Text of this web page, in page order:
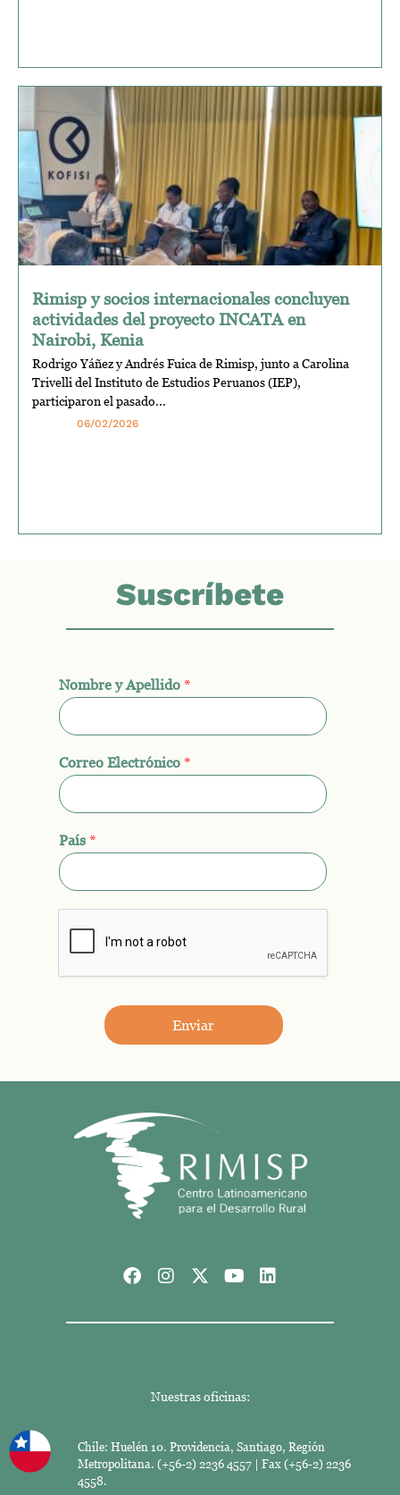
Rimisp y socios internacionales concluyen
actividades del proyecto INCATA en
Nairobi, Kenia
Rodrigo Yáñez y Andrés Fuica de Rimisp, junto a Carolina
Trivelli del Instituto de Estudios Peruanos (IEP),
participaron el pasado...
06/02/2026
Suscríbete
Nombre y Apellido *
Correo Electrónico *
País *
Enviar
Nuestras oficinas:
Chile: Huelén 10. Providencia, Santiago, Región
Metropolitana. (+56-2) 2236 4557 | Fax (+56-2) 2236
4558.